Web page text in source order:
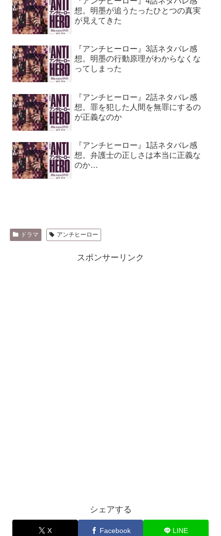
想。明墨が追うたったひとつの真実
が見えてきた
『アンチヒーロー』3話ネタバレ感
想。明墨の行動原理がわからなくな
ってしまった
『アンチヒーロー』2話ネタバレ感
想。罪を犯した人間を無罪にするの
が正義なのか
『アンチヒーロー』1話ネタバレ感
想。弁護士の正しさは本当に正義な
のか…
ドラマ アンチヒーロー
スポンサーリンク
シェアする
X Facebook LINE